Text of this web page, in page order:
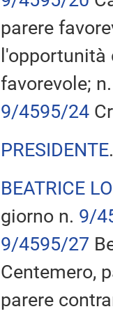
parere
l'opportunità
favorevole;
9/4595/24
PRESIDENTE
BEATRICE
giorno n. 9/
9/4595/27
Centemero,
parere